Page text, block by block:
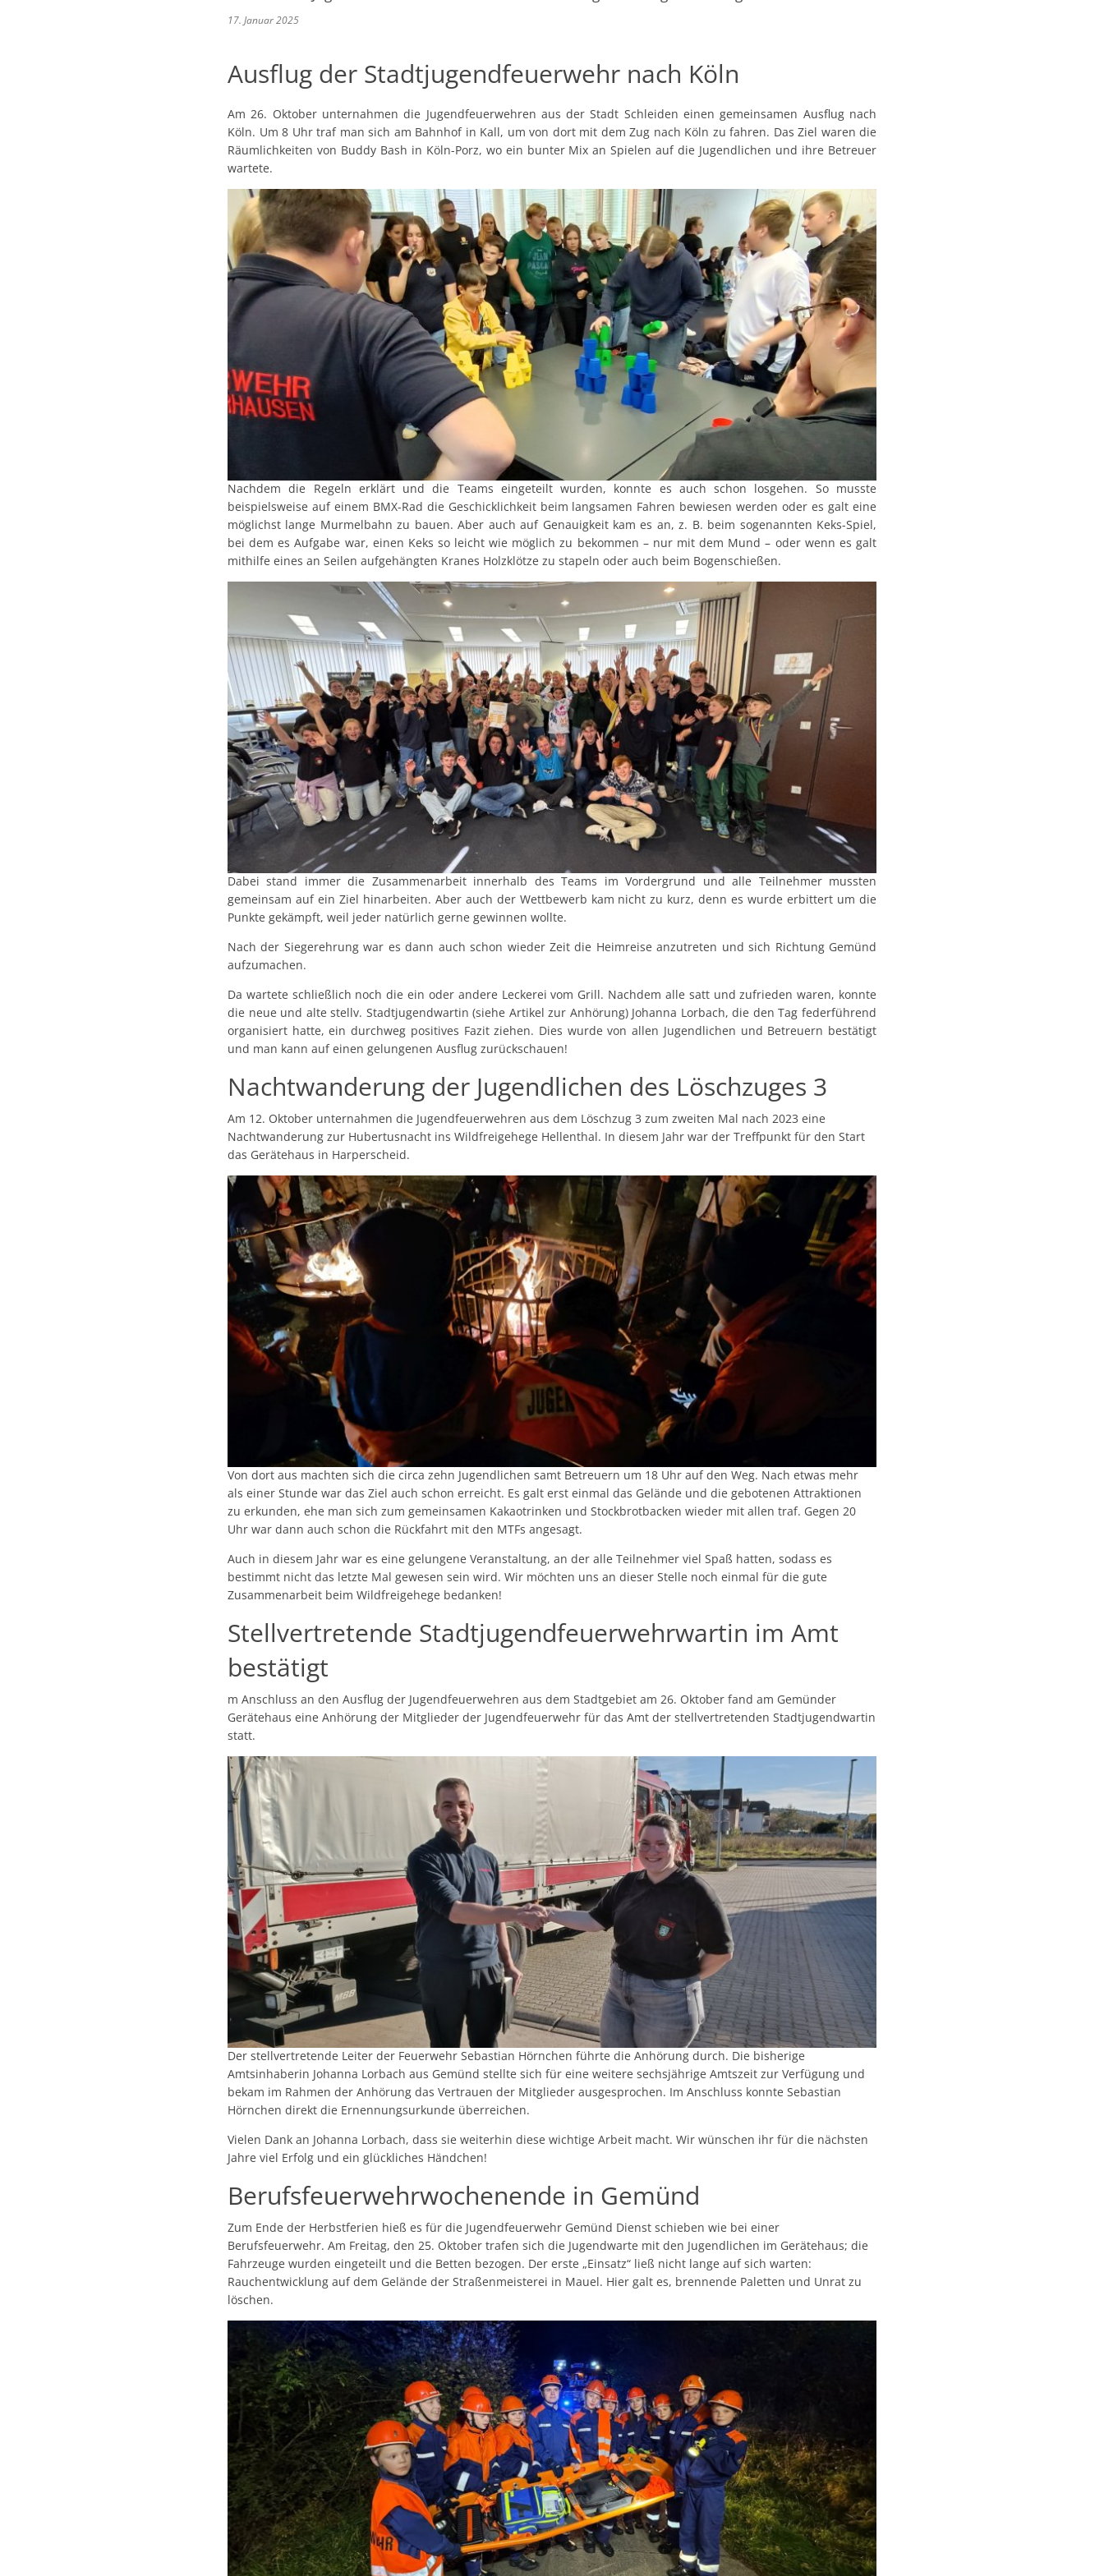
17. Januar 2025
Ausflug der Stadtjugendfeuerwehr nach Köln
Am 26. Oktober unternahmen die Jugendfeuerwehren aus der Stadt Schleiden einen gemeinsamen Ausflug nach
Köln. Um 8 Uhr traf man sich am Bahnhof in Kall, um von dort mit dem Zug nach Köln zu fahren. Das Ziel waren die
Räumlichkeiten von Buddy Bash in Köln-Porz, wo ein bunter Mix an Spielen auf die Jugendlichen und ihre Betreuer
wartete.
Nachdem die Regeln erklärt und die Teams eingeteilt wurden, konnte es auch schon losgehen. So musste
beispielsweise auf einem BMX-Rad die Geschicklichkeit beim langsamen Fahren bewiesen werden oder es galt eine
möglichst lange Murmelbahn zu bauen. Aber auch auf Genauigkeit kam es an, z. B. beim sogenannten Keks-Spiel,
bei dem es Aufgabe war, einen Keks so leicht wie möglich zu bekommen – nur mit dem Mund – oder wenn es galt
mithilfe eines an Seilen aufgehängten Kranes Holzklötze zu stapeln oder auch beim Bogenschießen.
Dabei stand immer die Zusammenarbeit innerhalb des Teams im Vordergrund und alle Teilnehmer mussten
gemeinsam auf ein Ziel hinarbeiten. Aber auch der Wettbewerb kam nicht zu kurz, denn es wurde erbittert um die
Punkte gekämpft, weil jeder natürlich gerne gewinnen wollte.
Nach der Siegerehrung war es dann auch schon wieder Zeit die Heimreise anzutreten und sich Richtung Gemünd
aufzumachen.
Da wartete schließlich noch die ein oder andere Leckerei vom Grill. Nachdem alle satt und zufrieden waren, konnte
die neue und alte stellv. Stadtjugendwartin (siehe Artikel zur Anhörung) Johanna Lorbach, die den Tag federführend
organisiert hatte, ein durchweg positives Fazit ziehen. Dies wurde von allen Jugendlichen und Betreuern bestätigt
und man kann auf einen gelungenen Ausflug zurückschauen!
Nachtwanderung der Jugendlichen des Löschzuges 3
Am 12. Oktober unternahmen die Jugendfeuerwehren aus dem Löschzug 3 zum zweiten Mal nach 2023 eine
Nachtwanderung zur Hubertusnacht ins Wildfreigehege Hellenthal. In diesem Jahr war der Treffpunkt für den Start
das Gerätehaus in Harperscheid.
Von dort aus machten sich die circa zehn Jugendlichen samt Betreuern um 18 Uhr auf den Weg. Nach etwas mehr
als einer Stunde war das Ziel auch schon erreicht. Es galt erst einmal das Gelände und die gebotenen Attraktionen
zu erkunden, ehe man sich zum gemeinsamen Kakaotrinken und Stockbrotbacken wieder mit allen traf. Gegen 20
Uhr war dann auch schon die Rückfahrt mit den MTFs angesagt.
Auch in diesem Jahr war es eine gelungene Veranstaltung, an der alle Teilnehmer viel Spaß hatten, sodass es
bestimmt nicht das letzte Mal gewesen sein wird. Wir möchten uns an dieser Stelle noch einmal für die gute
Zusammenarbeit beim Wildfreigehege bedanken!
Stellvertretende Stadtjugendfeuerwehrwartin im Amt
bestätigt
m Anschluss an den Ausflug der Jugendfeuerwehren aus dem Stadtgebiet am 26. Oktober fand am Gemünder
Gerätehaus eine Anhörung der Mitglieder der Jugendfeuerwehr für das Amt der stellvertretenden Stadtjugendwartin
statt.
Der stellvertretende Leiter der Feuerwehr Sebastian Hörnchen führte die Anhörung durch. Die bisherige
Amtsinhaberin Johanna Lorbach aus Gemünd stellte sich für eine weitere sechsjährige Amtszeit zur Verfügung und
bekam im Rahmen der Anhörung das Vertrauen der Mitglieder ausgesprochen. Im Anschluss konnte Sebastian
Hörnchen direkt die Ernennungsurkunde überreichen.
Vielen Dank an Johanna Lorbach, dass sie weiterhin diese wichtige Arbeit macht. Wir wünschen ihr für die nächsten
Jahre viel Erfolg und ein glückliches Händchen!
Berufsfeuerwehrwochenende in Gemünd
Zum Ende der Herbstferien hieß es für die Jugendfeuerwehr Gemünd Dienst schieben wie bei einer
Berufsfeuerwehr. Am Freitag, den 25. Oktober trafen sich die Jugendwarte mit den Jugendlichen im Gerätehaus; die
Fahrzeuge wurden eingeteilt und die Betten bezogen. Der erste „Einsatz“ ließ nicht lange auf sich warten:
Rauchentwicklung auf dem Gelände der Straßenmeisterei in Mauel. Hier galt es, brennende Paletten und Unrat zu
löschen.